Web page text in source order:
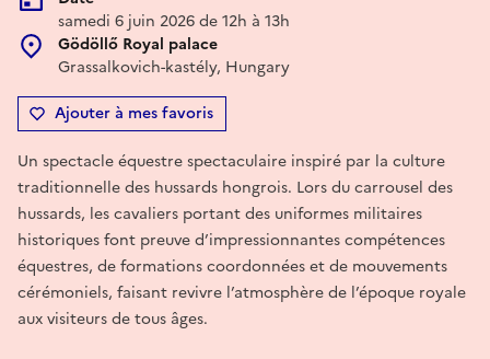
samedi 6 juin 2026 de 12h à 13h
Gödöllő Royal palace
Grassalkovich-kastély, Hungary
Ajouter à mes favoris
Un spectacle équestre spectaculaire inspiré par la culture
traditionnelle des hussards hongrois. Lors du carrousel des
hussards, les cavaliers portant des uniformes militaires
historiques font preuve d’impressionnantes compétences
équestres, de formations coordonnées et de mouvements
cérémoniels, faisant revivre l’atmosphère de l’époque royale
aux visiteurs de tous âges.